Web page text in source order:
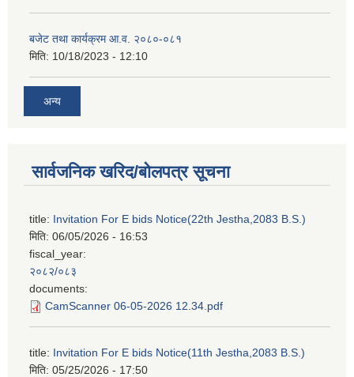
बजेट तथा कार्यक्रम आ.व. २०८०-०८१
मिति: 10/18/2023 - 12:10
अन्य
सार्वजनिक खरिद/बोलपत्र सूचना
title: Invitation For E bids Notice(22th Jestha,2083 B.S.)
मिति: 06/05/2026 - 16:53
fiscal_year:
२०८२/०८३
documents:
CamScanner 06-05-2026 12.34.pdf
title: Invitation For E bids Notice(11th Jestha,2083 B.S.)
मिति: 05/25/2026 - 17:50